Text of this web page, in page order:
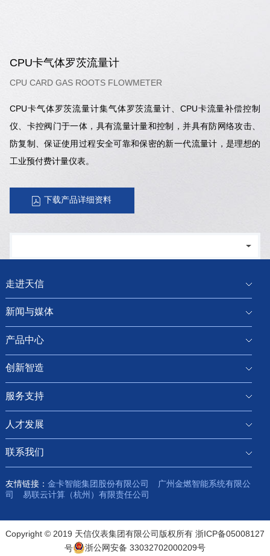
CPU卡气体罗茨流量计
CPU CARD GAS ROOTS FLOWMETER
CPU卡气体罗茨流量计集气体罗茨流量计、CPU卡流量补偿控制
仪、卡控阀门于一体，具有流量计量和控制，并具有防网络攻击、
防复制、保证使用过程安全可靠和保密的新一代流量计，是理想的
工业预付费计量仪表。
下载产品详细资料
走进天信
新闻与媒体
产品中心
创新智造
服务支持
人才发展
联系我们
友情链接： 金卡智能集团股份有限公司
广州金燃智能系统有限公
司
易联云计算（杭州）有限责任公司
Copyright © 2019 天信仪表集团有限公司版权所有 浙ICP备05008127
号
浙公网安备 33032702000209号